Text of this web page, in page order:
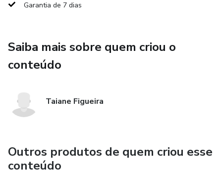
Garantia de 7 dias
Saiba mais sobre quem criou o
conteúdo
Taiane Figueira
Outros produtos de quem criou esse
conteúdo